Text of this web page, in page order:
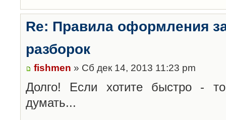
Re: Правила оформления
разборок
fishmen » Сб дек 14, 2013 11:23 pm
Долго! Если хотите быстро -
думать...